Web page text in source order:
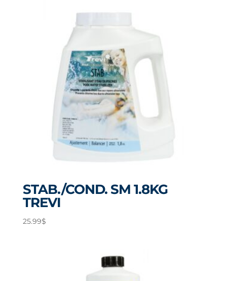
STAB./COND. SM 1.8KG
TREVI
25.99$